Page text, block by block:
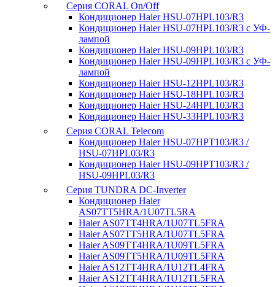
Серия CORAL On/Off
Кондиционер Haier HSU-07HPL103/R3
Кондиционер Haier HSU-07HPL103/R3 с УФ-
лампой
Кондиционер Haier HSU-09HPL103/R3
Кондиционер Haier HSU-09HPL103/R3 с УФ-
лампой
Кондиционер Haier HSU-12HPL103/R3
Кондиционер Haier HSU-18HPL103/R3
Кондиционер Haier HSU-24HPL103/R3
Кондиционер Haier HSU-33HPL103/R3
Серия CORAL Telecom
Кондиционер Haier HSU-07HPT103/R3 /
HSU-07HPL03/R3
Кондиционер Haier HSU-09HPT103/R3 /
HSU-09HPL03/R3
Серия TUNDRA DC-Inverter
Кондиционер Haier
AS07TT5HRA/1U07TL5RA
Haier AS07TT4HRA/1U07TL5FRA
Haier AS07TT5HRA/1U07TL5FRA
Haier AS09TT4HRA/1U09TL5FRA
Haier AS09TT5HRA/1U09TL5FRA
Haier AS12TT4HRA/1U12TL4FRA
Haier AS12TT4HRA/1U12TL5FRA